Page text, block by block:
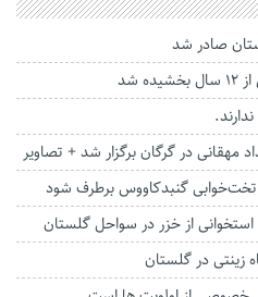
شد
مهقانی در گرگان برگزار شد + تصاویر